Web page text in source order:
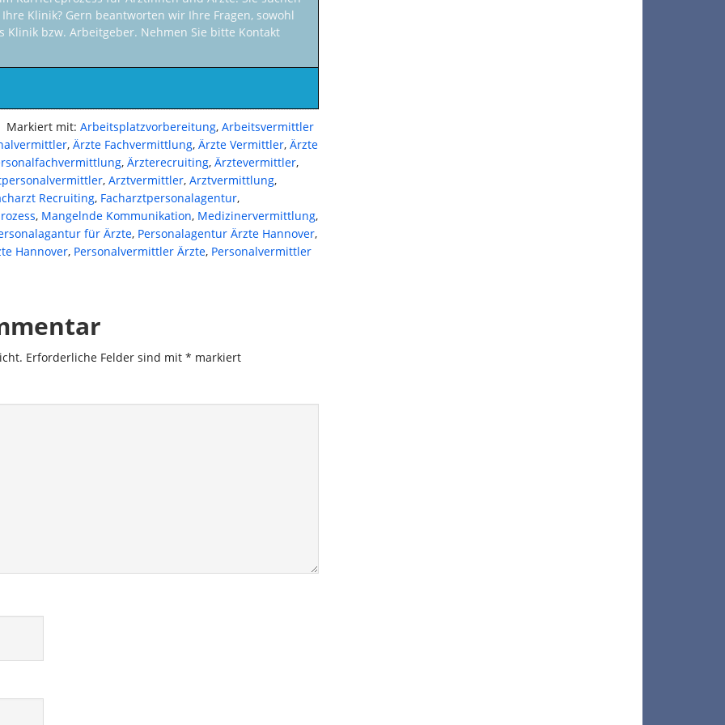
Klinik? Gern beantworten wir Ihre Fragen, sowohl
Klinik bzw. Arbeitgeber. Nehmen Sie bitte Kontakt
Markiert mit: Arbeitsplatzvorbereitung, Arbeitsvermittler
, Ärzte Fachvermittlung, Ärzte Vermittler, Ärzte
, Ärzterecruiting, Ärztevermittler,
, Arztvermittler, Arztvermittlung,
Recruiting, Facharztpersonalagentur,
, Mangelnde Kommunikation, Medizinervermittlung,
für Ärzte, Personalagentur Ärzte Hannover,
Hannover, Personalvermittler Ärzte, Personalvermittler
Erforderliche Felder sind mit * markiert